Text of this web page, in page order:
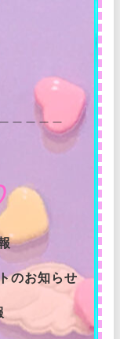
＿＿＿＿
のお知らせ